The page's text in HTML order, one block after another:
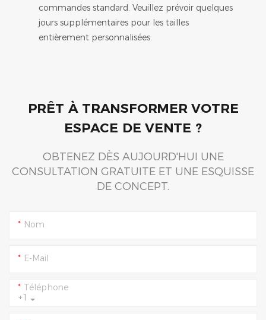
commandes standard. Veuillez prévoir quelques
jours supplémentaires pour les tailles
entièrement personnalisées.
PRÊT À TRANSFORMER VOTRE
ESPACE DE VENTE ?
OBTENEZ DÈS AUJOURD'HUI UNE
CONSULTATION GRATUITE ET UNE ESQUISSE
DE CONCEPT.
Nom
E-Mail
+1
Téléphone